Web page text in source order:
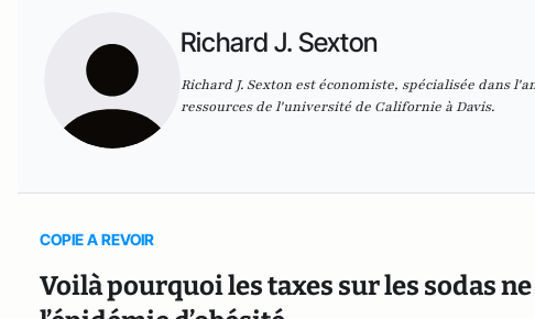
Richard J. Sexton
Richard J. Sexton est économiste, spécialisée dans
ressources de l'université de Californie à Davis.
COPIE A REVOIR
Voilà pourquoi les taxes sur les sodas